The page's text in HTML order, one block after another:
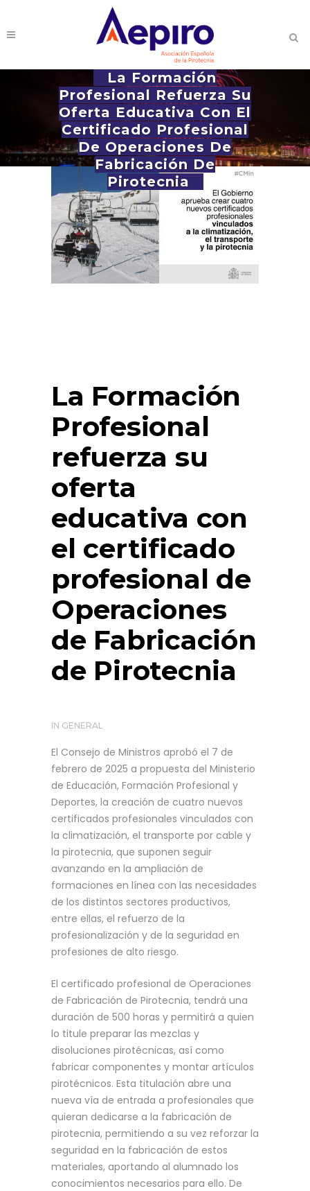
La Formación
Profesional Refuerza Su
Oferta Educativa Con El
Certificado Profesional
De Operaciones De
Fabricación De
Pirotecnia
La Formación
Profesional
refuerza su
oferta
educativa con
el certificado
profesional de
Operaciones
de Fabricación
de Pirotecnia
IN GENERAL
El Consejo de Ministros aprobó el 7 de
febrero de 2025 a propuesta del Ministerio
de Educación, Formación Profesional y
Deportes, la creación de cuatro nuevos
certificados profesionales vinculados con
la climatización, el transporte por cable y
la pirotecnia, que suponen seguir
avanzando en la ampliación de
formaciones en línea con las necesidades
de los distintos sectores productivos,
entre ellas, el refuerzo de la
profesionalización y de la seguridad en
profesiones de alto riesgo.
El certificado profesional de Operaciones
de Fabricación de Pirotecnia, tendrá una
duración de 500 horas y permitirá a quien
lo titule preparar las mezclas y
disoluciones pirotécnicas, así como
fabricar componentes y montar artículos
pirotécnicos. Esta titulación abre una
nueva vía de entrada a profesionales que
quieran dedicarse a la fabricación de
pirotecnia, permitiendo a su vez reforzar la
seguridad en la fabricación de estos
materiales, aportando al alumnado los
conocimientos necesarios para ello. De